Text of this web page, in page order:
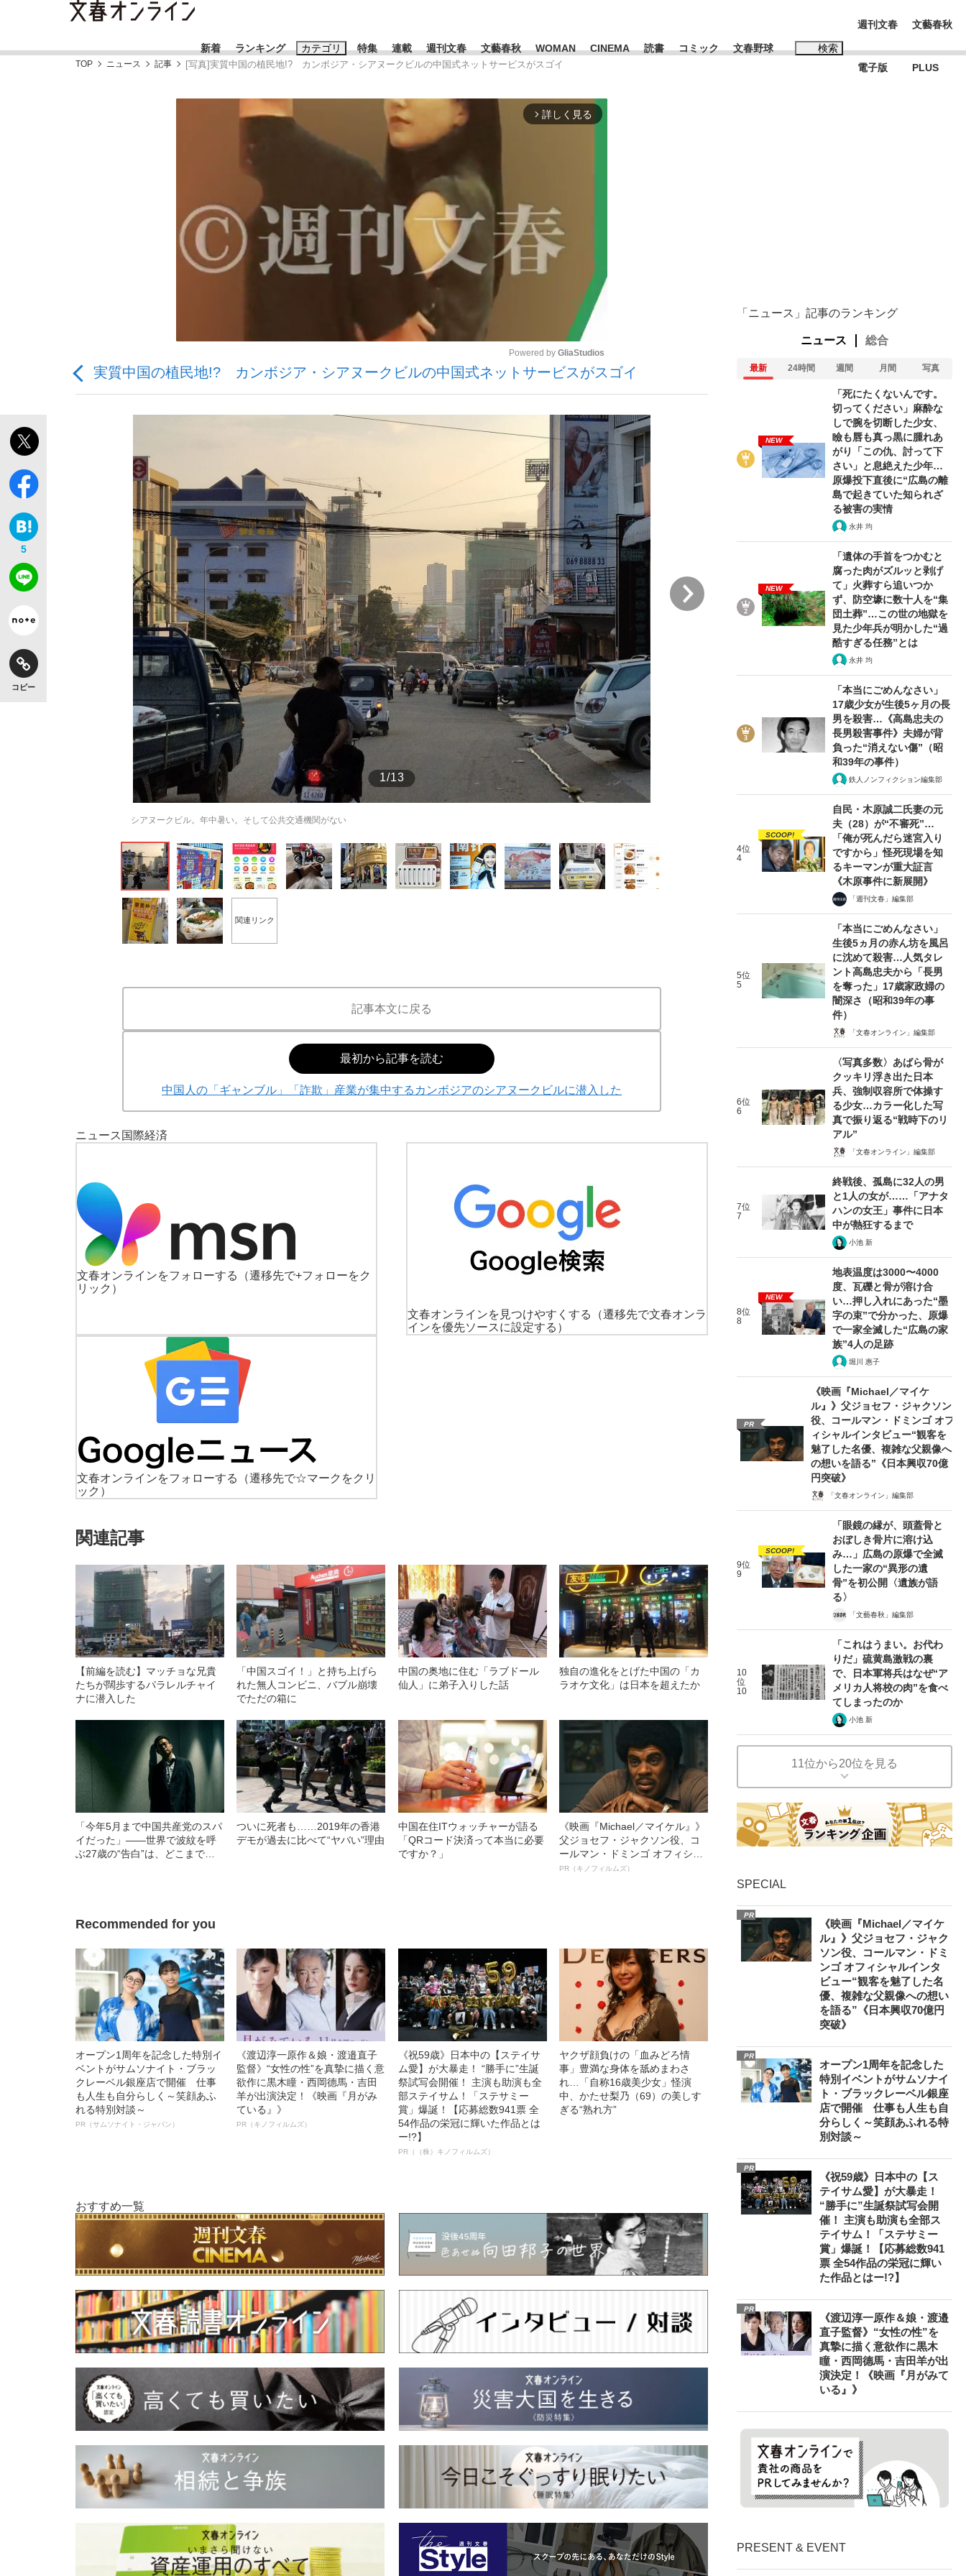
新着 ランキング カテゴリ
「90%は失敗する。でも…」本田圭佑が初めて明かした日本代表監督に... 「最悪の空気のまま解散」WBC日本代表“敗戦”の真実 選手が明かす...
「クマが悪者扱いされているのが悲しい」『北の国から』倉本聰氏（91...
「目標達成できなかったからと言って…」サッカー日本代表・森保一監督...
もっと見る
特集
いまさら聞けない資産運用のすべて
the Style
もっと見る
連載 週刊文春 文藝春秋 WOMAN CINEMA 読書 コミック 文春野球 検索
おすすめのキーワードタグ一覧
#藤田晋 #高市早苗 #後藤真希
#玉木雄一郎
週刊文春
電子版
文藝春秋
PLUS
TOP ニュース 記事 [写真]実質中国の植民地!? カンボジア・シアヌークビルの中国式ネットサービスがスゴイ
arrow_forward_ios 詳しく見る
Mute
Powered by GliaStudios
実質中国の植民地!? カンボジア・シアヌークビルの中国式ネットサービスがスゴイ
5
コピー
1/13
シアヌークビル。年中暑い。そして公共交通機関がない
2/13
関連リンク
記事本文に戻る
最初から記事を読む
中国人の「ギャンブル」「詐欺」産業が集中するカンボジアのシアヌークビルに潜入した
ニュース 国際経済
文春オンラインをフォローする
（遷移先で+フォローをク
リック）
文春オンラインを見つけやすくする
（遷移先で文春オンラ
インを優先ソースに設定する）
文春オンラインをフォローする
（遷移先で☆マークをクリ
ック）
関連記事
【前編を読む】マッチョな兄貴
たちが闊歩するパラレルチャイ
ナに潜入した
「中国スゴイ！」と持ち上げら
れた無人コンビニ、バブル崩壊
でただの箱に
中国の奥地に住む「ラブドール
仙人」に弟子入りした話
独自の進化をとげた中国の「カ
ラオケ文化」は日本を超えたか
「今年5月まで中国共産党のスパ
イだった」――世界で波紋を呼
ぶ27歳の“告白”は、どこまで真
ついに死者も……2019年の香港
デモが過去に比べて“ヤバい”理由
中国在住ITウォッチャーが語る
「QRコード決済って本当に必要
ですか？」
《映画『Michael／マイケル』》
父ジョセフ・ジャクソン役、コ
ールマン・ドミンゴ オフィシャ
ルインタビュー“観客を魅了した
PR（キノフィルムズ）
Recommended for you
オープン1周年を記念した特別イ
ベントがサムソナイト・ブラッ
クレーベル銀座店で開催 仕事
も人生も自分らしく～笑顔あふ
れる特別対談～
PR（サムソナイト・ジャパン）
《渡辺淳一原作＆娘・渡邉直子
監督》“女性の性”を真摯に描く意
欲作に黒木瞳・西岡德馬・吉田
羊が出演決定！《映画『月がみ
ている』》
PR（キノフィルムズ）
《祝59歳》日本中の【ステイサ
ム愛】が大暴走！ “勝手に”生誕
祭試写会開催！ 主演も助演も全
部ステイサム！「ステサミー
賞」爆誕！【応募総数941票 全
54作品の栄冠に輝いた作品とは
ー!?】
PR（（株）キノフィルムズ）
ヤクザ顔負けの「血みどろ情
事」豊満な身体を舐めまわさ
れ…「自称16歳美少女」怪演
中、かたせ梨乃（69）の美しす
ぎる“熟れ方”
おすすめ一覧
「ニュース」記事のランキング
ニュース 総合
最新 24時間 週間 月間 写真
NEW
「死にたくないんです。
切ってください」麻酔な
しで腕を切断した少女、
瞼も唇も真っ黒に腫れあ
がり「この仇、討って下
さい」と息絶えた少年…
原爆投下直後に“広島の離
島で起きていた知られざ
る被害の実情
永井 均
NEW
「遺体の手首をつかむと
腐った肉がズルッと剥げ
て」火葬すら追いつか
ず、防空壕に数十人を“集
団土葬”…この世の地獄を
見た少年兵が明かした“過
酷すぎる任務”とは
永井 均
「本当にごめんなさい」
17歳少女が生後5ヶ月の長
男を殺害…《高島忠夫の
長男殺害事件》夫婦が背
負った“消えない傷”（昭
和39年の事件）
鉄人ノンフィクション編集部
4位
4
SCOOP!
自民・木原誠二氏妻の元
夫（28）が“不審死”…
「俺が死んだら迷宮入り
ですから」怪死現場を知
るキーマンが重大証言
《木原事件に新展開》
「週刊文春」編集部
5位
5
「本当にごめんなさい」
生後5ヵ月の赤ん坊を風呂
に沈めて殺害…人気タレ
ント高島忠夫から「長男
を奪った」17歳家政婦の
闇深さ（昭和39年の事
件）
「文春オンライン」編集部
6位
6
〈写真多数〉あばら骨が
クッキリ浮き出た日本
兵、強制収容所で体操す
る少女…カラー化した写
真で振り返る“戦時下のリ
アル”
「文春オンライン」編集部
7位
7
終戦後、孤島に32人の男
と1人の女が……「アナタ
ハンの女王」事件に日本
中が熱狂するまで
小池 新
8位
8
NEW
地表温度は3000〜4000
度、瓦礫と骨が溶け合
い…押し入れにあった“墨
字の束”で分かった、原爆
で一家全滅した“広島の家
族”4人の足跡
堀川 惠子
PR
《映画『Michael／マイケ
ル』》父ジョセフ・ジャクソン
役、コールマン・ドミンゴ オフ
ィシャルインタビュー“観客を
魅了した名優、複雑な父親像へ
の想いを語る”《日本興収70億
円突破》
「文春オンライン」編集部
9位
9
SCOOP!
「眼鏡の縁が、頭蓋骨と
おぼしき骨片に溶け込
み…」広島の原爆で全滅
した一家の“異形の遺
骨”を初公開〈遺族が語
る〉
「文藝春秋」編集部
10
位
10
「これはうまい。お代わ
りだ」硫黄島激戦の裏
で、日本軍将兵はなぜ“ア
メリカ人将校の肉”を食べ
てしまったのか
小池 新
11位から20位を見る
SPECIAL
PR
《映画『Michael／マイケ
ル』》父ジョセフ・ジャク
ソン役、コールマン・ドミ
ンゴ オフィシャルインタ
ビュー“観客を魅了した名
優、複雑な父親像への想い
を語る”《日本興収70億円
突破》
PR
オープン1周年を記念した
特別イベントがサムソナイ
ト・ブラックレーベル銀座
店で開催 仕事も人生も自
分らしく～笑顔あふれる特
別対談～
PR
《祝59歳》日本中の【ス
テイサム愛】が大暴走！
“勝手に”生誕祭試写会開
催！ 主演も助演も全部ス
テイサム！「ステサミー
賞」爆誕！【応募総数941
票 全54作品の栄冠に輝い
た作品とはー!?】
PR
《渡辺淳一原作＆娘・渡邉
直子監督》“女性の性”を
真摯に描く意欲作に黒木
瞳・西岡德馬・吉田羊が出
演決定！《映画『月がみて
いる』》
PRESENT & EVENT